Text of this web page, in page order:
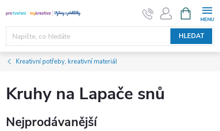
na
obsah
HLEDAT
NÁKUPNÍ
KOŠÍK
Kreativní potřeby, kreativní materiál
Kruhy na Lapače snů
Nejprodávanější